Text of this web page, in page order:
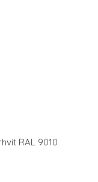
RAL 9010